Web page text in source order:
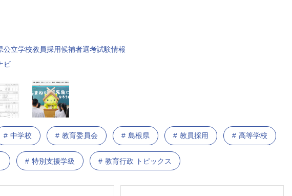
公立学校教員採用候補者選考試験情報
ビ
中学校 教育委員会 島根県 教員採用 高等学校
特別支援学級 教育行政 トピックス